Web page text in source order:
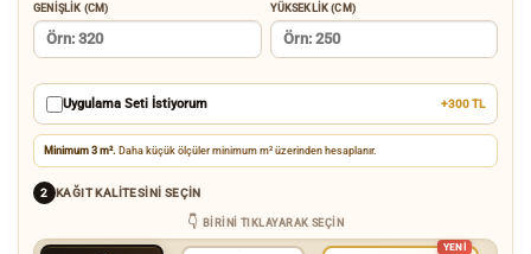
GENIŞLIK (CM) YÜKSEKLIK (CM)
Uygulama Seti İstiyorum +300 TL
Minimum 3 m². Daha küçük ölçüler minimum m² üzerinden hesaplanır.
2 KAĞIT KALITESINI SEÇIN
BIRINI TIKLAYARAK SEÇIN